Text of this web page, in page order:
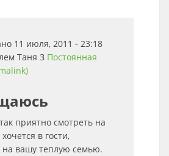
11 июля, 2011 - 23:18
Таня З Постоянная
приятно смотреть на
в гости,
на вашу теплую семью.